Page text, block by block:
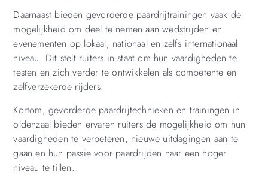
Daarnaast bieden gevorderde paardrijtrainingen vaak de
mogelijkheid om deel te nemen aan wedstrijden en
evenementen op lokaal, nationaal en zelfs internationaal
niveau. Dit stelt ruiters in staat om hun vaardigheden te
testen en zich verder te ontwikkelen als competente en
zelfverzekerde rijders.
Kortom, gevorderde paardrijtechnieken en trainingen in
oldenzaal bieden ervaren ruiters de mogelijkheid om hun
vaardigheden te verbeteren, nieuwe uitdagingen aan te
gaan en hun passie voor paardrijden naar een hoger
niveau te tillen.